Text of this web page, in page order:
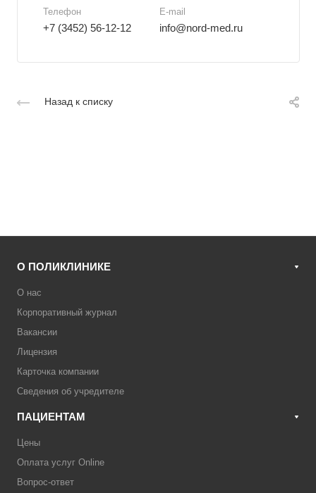
Телефон
+7 (3452) 56-12-12
E-mail
info@nord-med.ru
Назад к списку
О ПОЛИКЛИНИКЕ
О нас
Корпоративный журнал
Вакансии
Лицензия
Карточка компании
Сведения об учредителе
ПАЦИЕНТАМ
Цены
Оплата услуг Online
Вопрос-ответ